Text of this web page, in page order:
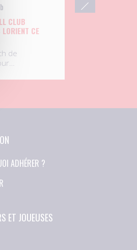
CLUB
LORIENT CE
de
ADHÉRER ?
ET JOUEUSES